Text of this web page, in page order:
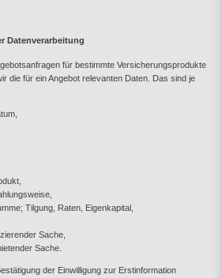
Datenverarbeitung
für bestimmte Versicherungsprodukte
die für ein Angebot relevanten Daten. Das sind je
Tilgung, Raten, Eigenkapital,
Sache,
Sache.
der Einwilligung zur Erstinformation